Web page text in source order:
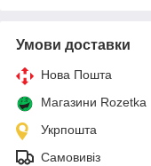
Умови доставки
Нова Пошта
Магазини Rozetka
Укрпошта
Самовивіз